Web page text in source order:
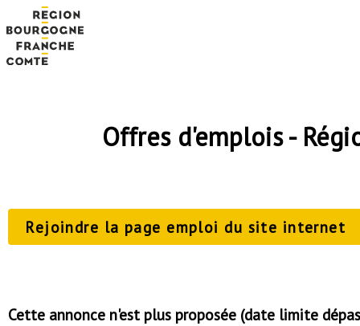
Offres d'emplois -
Rejoindre la page emploi du site internet
Cette annonce n'est plus proposée (date limite